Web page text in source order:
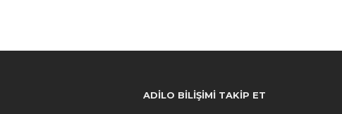
ADILO BILIŞIMI TAKIP ET